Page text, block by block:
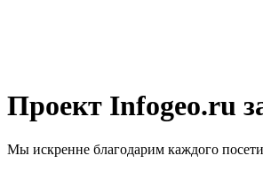
Проект Infogeo.ru
Мы искренне благодарим каждого